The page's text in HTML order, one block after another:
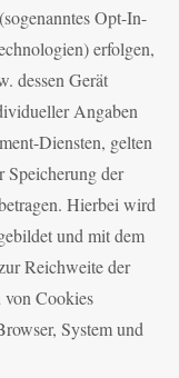
Opt-In-
erfolgen,
dessen Gerät
Angaben
Diensten, gelten
Speicherung der
Hierbei wird
und mit dem
Reichweite der
Cookies
System und